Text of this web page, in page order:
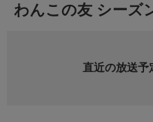
わんこの友 シーズ
直近の放送予